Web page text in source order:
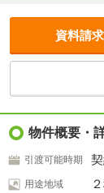
資料請
物件概要・
引渡可能時期
用途地域